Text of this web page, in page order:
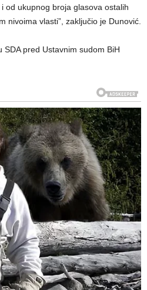
od ukupnog broja glasova ostalih
nivoima vlasti”, zaključio je Dunović.
pred Ustavnim sudom BiH